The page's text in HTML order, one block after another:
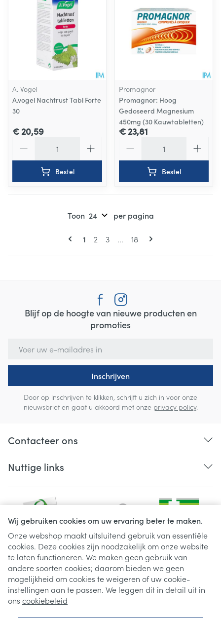
Wij gebruiken cookies om uw ervaring beter te maken.
Onze webshop maakt uitsluitend gebruik van essentiële
cookies. Deze cookies zijn noodzakelijk om onze website
te laten functioneren. We maken geen gebruik van
andere soorten cookies; daarom bieden we geen
mogelijkheid om cookies te weigeren of uw cookie-
instellingen aan te passen. We leggen dit in detail uit in
ons cookiebeleid
A. Vogel
A.vogel Nachtrust Tabl Forte
30
€ 20,59
Bestel
Promagnor
Promagnor: Hoog
Gedoseerd Magnesium
450mg (30 Kauwtabletten)
€ 23,81
Bestel
Pagina's
U lees momenteel pagina
1 Pagina
2 Pagina
3 ... Pagina
18
Toon per pagina
Blijf op de hoogte van nieuwe producten en
promoties
Inschrijven
Door op inschrijven te klikken, schrijft u zich in voor onze
nieuwsbrief en gaat u akkoord met onze privacy policy.
Contacteer ons
Nuttige links
Juridische links